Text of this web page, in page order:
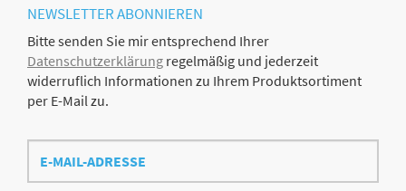
NEWSLETTERABONNIEREN
Bitte senden Sie mir entsprechend Ihrer
Datenschutzerklärung regelmäßig und jederzeit
widerruflich Informationen zu Ihrem Produktsortiment
per E-Mail zu.
E-
Mail-
Adresse